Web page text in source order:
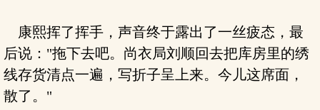
康熙挥了挥手，声音终于露出了一丝疲态，最
后说："拖下去吧。尚衣局刘顺回去把库房里的绣
线存货清点一遍，写折子呈上来。今儿这席面，
散了。"